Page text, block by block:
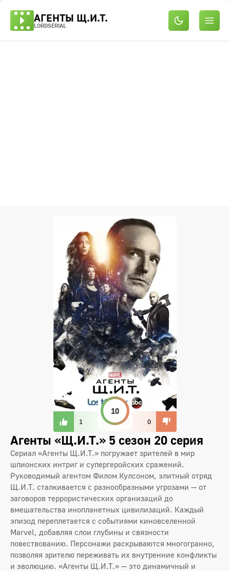
АГЕНТЫ Щ.И.Т.
LORDSERIAL
1
10
0
Агенты «Щ.И.Т.» 5 сезон 20 серия
Сериал «Агенты Щ.И.Т.» погружает зрителей в мир
шпионских интриг и супергеройских сражений.
Руководимый агентом Филом Кулсоном, элитный отряд
Щ.И.Т. сталкивается с разнообразными угрозами — от
заговоров террористических организаций до
вмешательства инопланетных цивилизаций. Каждый
эпизод переплетается с событиями киновселенной
Marvel, добавляя слои глубины и связности
повествованию. Персонажи раскрываются многогранно,
позволяя зрителю переживать их внутренние конфликты
и эволюцию. «Агенты Щ.И.Т.» — это динамичный и